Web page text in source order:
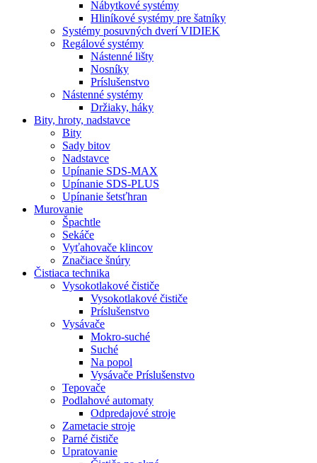
Nábytkové systémy
Hliníkové systémy pre šatníky
Systémy posuvných dverí VIDIEK
Regálové systémy
Nástenné lišty
Nosníky
Príslušenstvo
Nástenné systémy
Držiaky, háky
Bity, hroty, nadstavce
Bity
Sady bitov
Nadstavce
Upínanie SDS-MAX
Upínanie SDS-PLUS
Upínanie šetsťhran
Murovanie
Špachtle
Sekáče
Vyťahovače klincov
Značiace šnúry
Čistiaca technika
Vysokotlakové čističe
Vysokotlakové čističe
Príslušenstvo
Vysávače
Mokro-suché
Suché
Na popol
Vysávače Príslušenstvo
Tepovače
Podlahové automaty
Odpredajové stroje
Zametacie stroje
Parné čističe
Upratovanie